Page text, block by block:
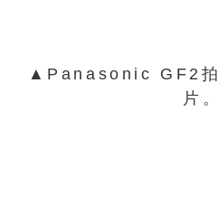
▲Panasonic GF2拍
片。